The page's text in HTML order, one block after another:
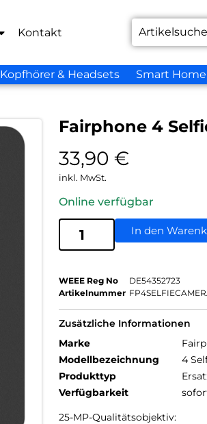
Kontakt
Kopfhörer & Headsets Smart Home
Fairphone 4
33,90 €
inkl. MwSt.
Online verfügbar
In den
WEEE Reg No
DE54352723
Artikelnummer
Zusätzliche Informationen
Marke
Modellbezeichnung
4
Produkttyp
Verfügbarkeit
25-MP-Qualitätsobjektiv: